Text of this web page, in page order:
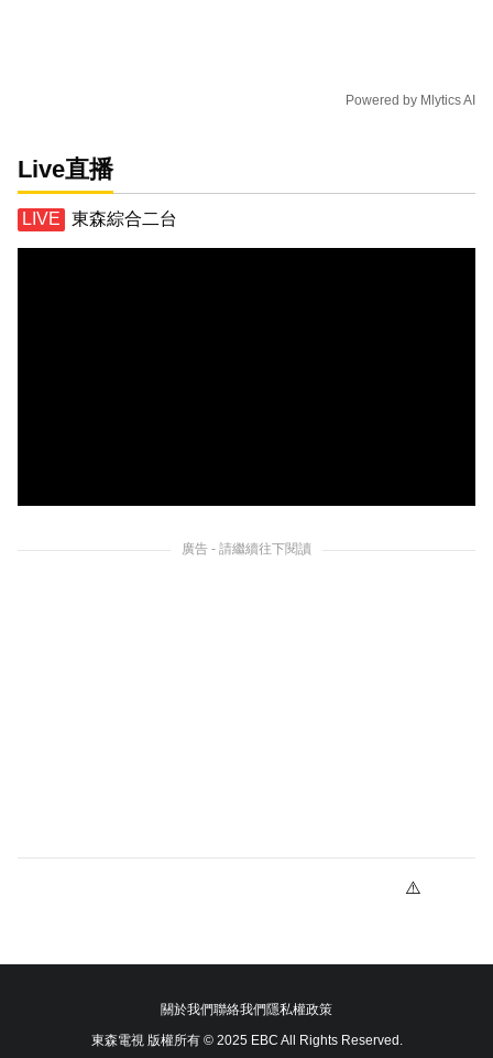
Powered by Mlytics AI
Live直播
東森綜合二台
廣告 - 請繼續往下閱讀
關於我們聯絡我們隱私權政策
東森電視 版權所有 © 2025 EBC All Rights Reserved.